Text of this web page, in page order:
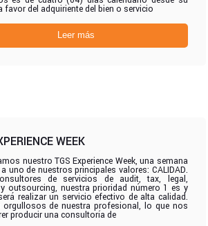
favor del adquiriente del bien o servicio
Leer más
WEEK
nuestro TGS Experience Week, una semana
uno de nuestros principales valores: CALIDAD.
de servicios de audit, tax, legal,
outsourcing, nuestra prioridad número 1 es y
realizar un servicio efectivo de alta calidad.
orgullosos de nuestra profesional, lo que nos
producir una consultoría de